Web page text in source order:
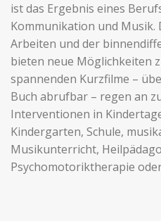
ist das Ergebnis eines
Kommunikation und
Arbeiten und der
bieten neue Möglichkeiten
spannenden Kurzfilme –
Buch abrufbar – regen an
Interventionen in
Kindergarten, Schule,
Musikunterricht,
Psychomotoriktherapie